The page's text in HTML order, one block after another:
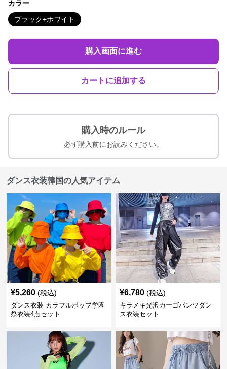
カラー
ブラック+ホワイト
購入画面に進む
カートに追加する
購入時のルール
必ず購入前にお読みください。
ダンス衣装韓国の人気アイテム
¥5,260 (税込)
ダンス衣装 カラフルポップ学園
祭衣装4点セット
¥6,780 (税込)
キラメキ光沢カーゴパンツダン
ス衣装セット